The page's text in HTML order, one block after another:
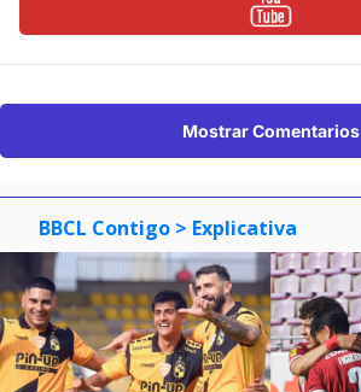
Mostrar Comentarios
BBCL Contigo > Explicativa